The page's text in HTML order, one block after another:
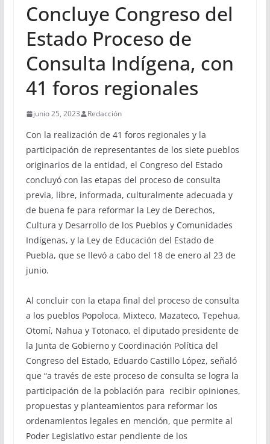
Concluye Congreso del
Estado Proceso de
Consulta Indígena, con
41 foros regionales
junio 25, 2023 Redacción
Con la realización de 41 foros regionales y la
participación de representantes de los siete pueblos
originarios de la entidad, el Congreso del Estado
concluyó con las etapas del proceso de consulta
previa, libre, informada, culturalmente adecuada y
de buena fe para reformar la Ley de Derechos,
Cultura y Desarrollo de los Pueblos y Comunidades
Indígenas, y la Ley de Educación del Estado de
Puebla, que se llevó a cabo del 18 de enero al 23 de
junio.
Al concluir con la etapa final del proceso de consulta
a los pueblos Popoloca, Mixteco, Mazateco, Tepehua,
Otomí, Nahua y Totonaco, el diputado presidente de
la Junta de Gobierno y Coordinación Política del
Congreso del Estado, Eduardo Castillo López, señaló
que “a través de este proceso de consulta se logra la
participación de la población para recibir opiniones,
propuestas y planteamientos para reformar los
ordenamientos legales en mención, que permite al
Poder Legislativo estar pendiente de los